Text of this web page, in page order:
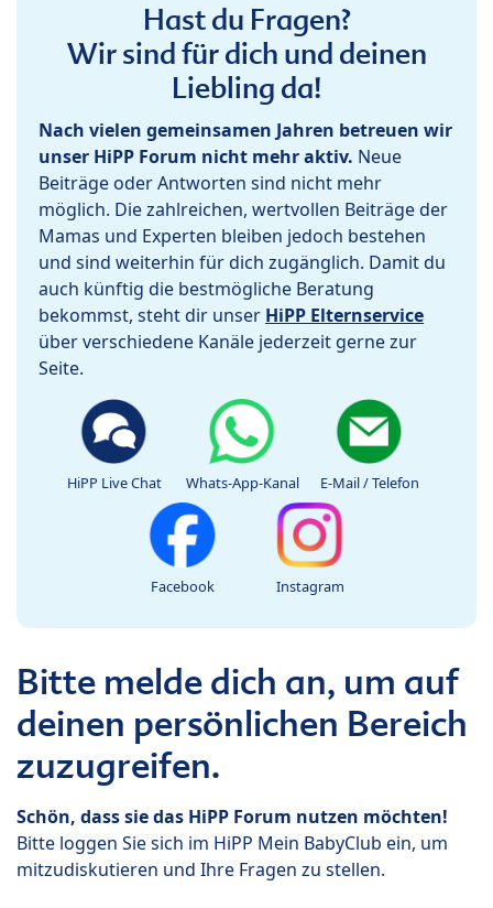
Hast du Fragen?
Wir sind für dich und deinen
Liebling da!
Nach vielen gemeinsamen Jahren betreuen wir
unser HiPP Forum nicht mehr aktiv. Neue
Beiträge oder Antworten sind nicht mehr
möglich. Die zahlreichen, wertvollen Beiträge der
Mamas und Experten bleiben jedoch bestehen
und sind weiterhin für dich zugänglich. Damit du
auch künftig die bestmögliche Beratung
bekommst, steht dir unser HiPP Elternservice
über verschiedene Kanäle jederzeit gerne zur
Seite.
HiPP Live Chat Whats-App-Kanal E-Mail / Telefon
Facebook Instagram
Bitte melde dich an, um auf
deinen persönlichen Bereich
zuzugreifen.
Schön, dass sie das HiPP Forum nutzen möchten!
Bitte loggen Sie sich im HiPP Mein BabyClub ein, um
mitzudiskutieren und Ihre Fragen zu stellen.